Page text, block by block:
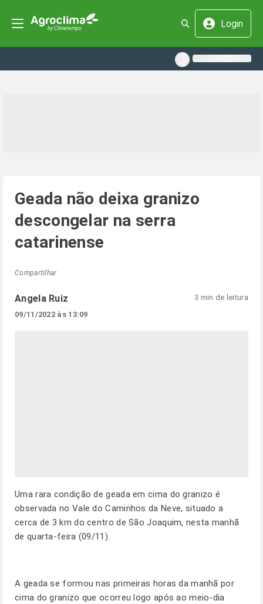
Login
Geada não deixa granizo
descongelar na serra
catarinense
Compartilhar
Angela Ruiz
09/11/2022 às 13:09
3 min de leitura
Uma rara condição de geada em cima do granizo é
observada no Vale do Caminhos da Neve, situado a
cerca de 3 km do centro de São Joaquim, nesta manhã
de quarta-feira (09/11).
A geada se formou nas primeiras horas da manhã por
cima do granizo que ocorreu logo após ao meio-dia